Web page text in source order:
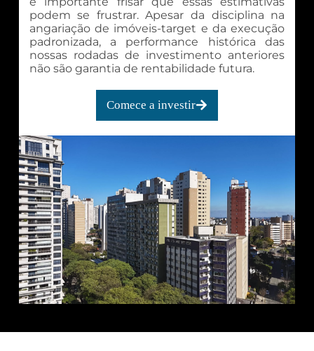
podem se frustrar. Apesar da disciplina na
angariação de imóveis-target e da execução
padronizada, a performance histórica das
nossas rodadas de investimento anteriores
não são garantia de rentabilidade futura.
Comece a investir